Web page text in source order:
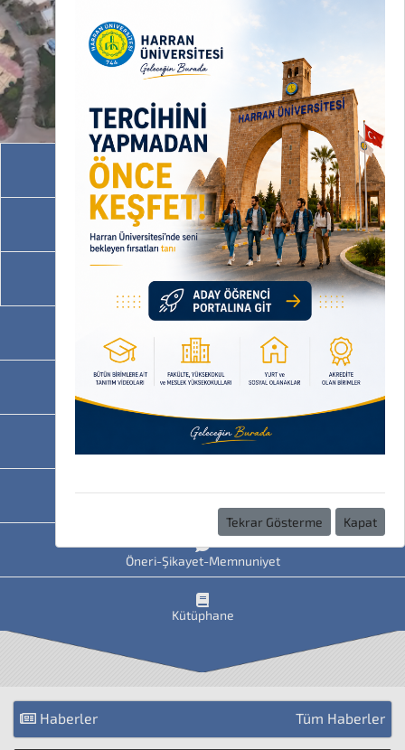
Akademik Birimler
İdari Birimler
Programlarımız
OBS
HAVİS
Uzaktan Eğitim
Öneri-Şikayet-Memnuniyet
Kütüphane
Haberler Tüm Haberler
Tekrar Gösterme Kapat